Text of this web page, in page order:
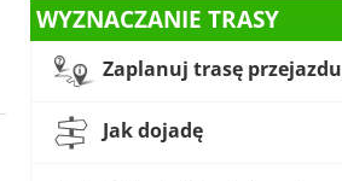
WYZNACZANIE TRASY
Zaplanuj trasę przejazdu
Jak dojadę